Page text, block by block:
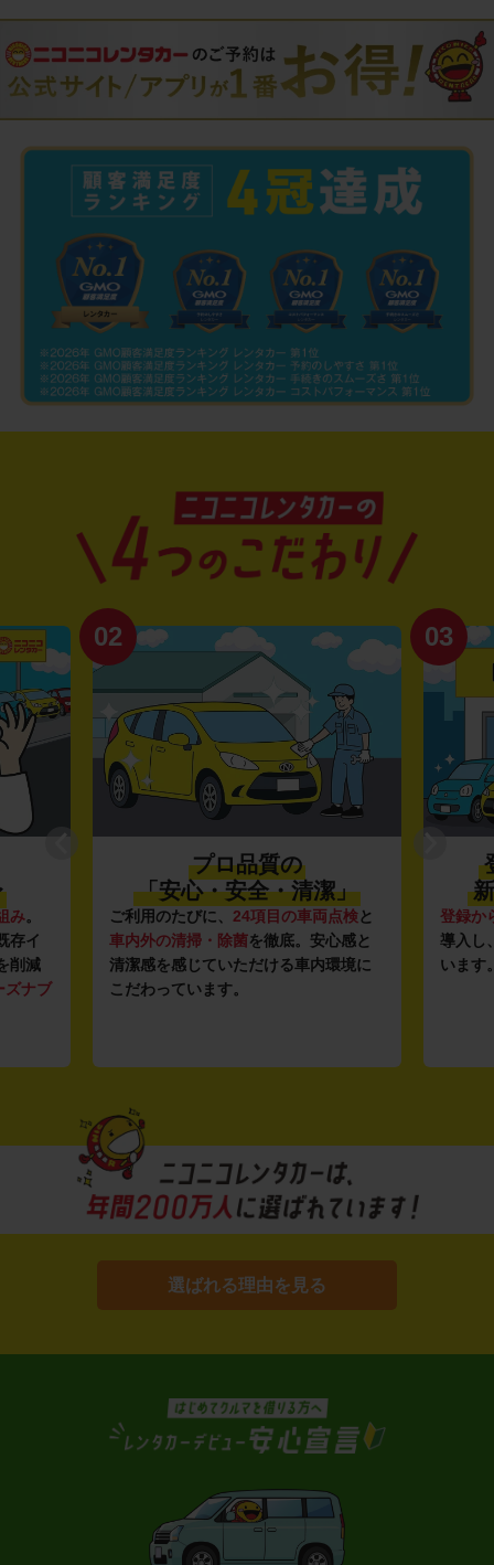
み。
存イ
削減
ズナブ
02
プロ品質の
「安心・安全・清潔」
ご利用のたびに、 24項目の車両点検と
車内外の清掃・除菌を徹底。安心感と
清潔感を感じていただける車内環境に
こだわっています。
03
登録か
導入し
います
選ばれる理由を見る